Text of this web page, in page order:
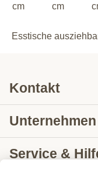
cm
cm
Esstische
Kontakt
Unternehmen
Service &